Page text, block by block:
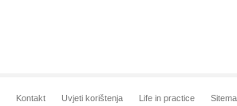
Kontakt Uvjeti korištenja Life in practice